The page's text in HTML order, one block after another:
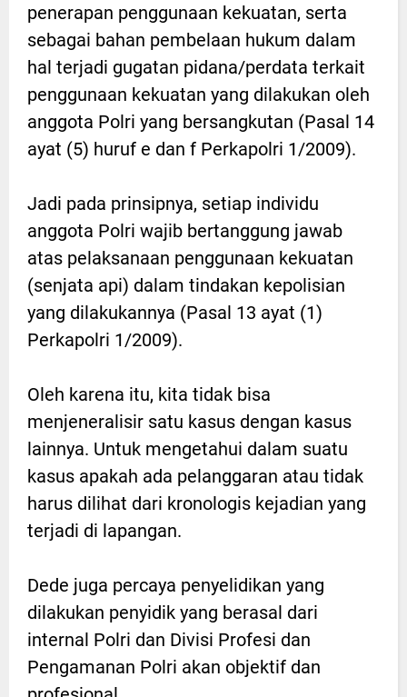
penerapan penggunaan kekuatan, serta
sebagai bahan pembelaan hukum dalam
hal terjadi gugatan pidana/perdata terkait
penggunaan kekuatan yang dilakukan oleh
anggota Polri yang bersangkutan (Pasal 14
ayat (5) huruf e dan f Perkapolri 1/2009).
Jadi pada prinsipnya, setiap individu
anggota Polri wajib bertanggung jawab
atas pelaksanaan penggunaan kekuatan
(senjata api) dalam tindakan kepolisian
yang dilakukannya (Pasal 13 ayat (1)
Perkapolri 1/2009).
Oleh karena itu, kita tidak bisa
menjeneralisir satu kasus dengan kasus
lainnya. Untuk mengetahui dalam suatu
kasus apakah ada pelanggaran atau tidak
harus dilihat dari kronologis kejadian yang
terjadi di lapangan.
Dede juga percaya penyelidikan yang
dilakukan penyidik yang berasal dari
internal Polri dan Divisi Profesi dan
Pengamanan Polri akan objektif dan